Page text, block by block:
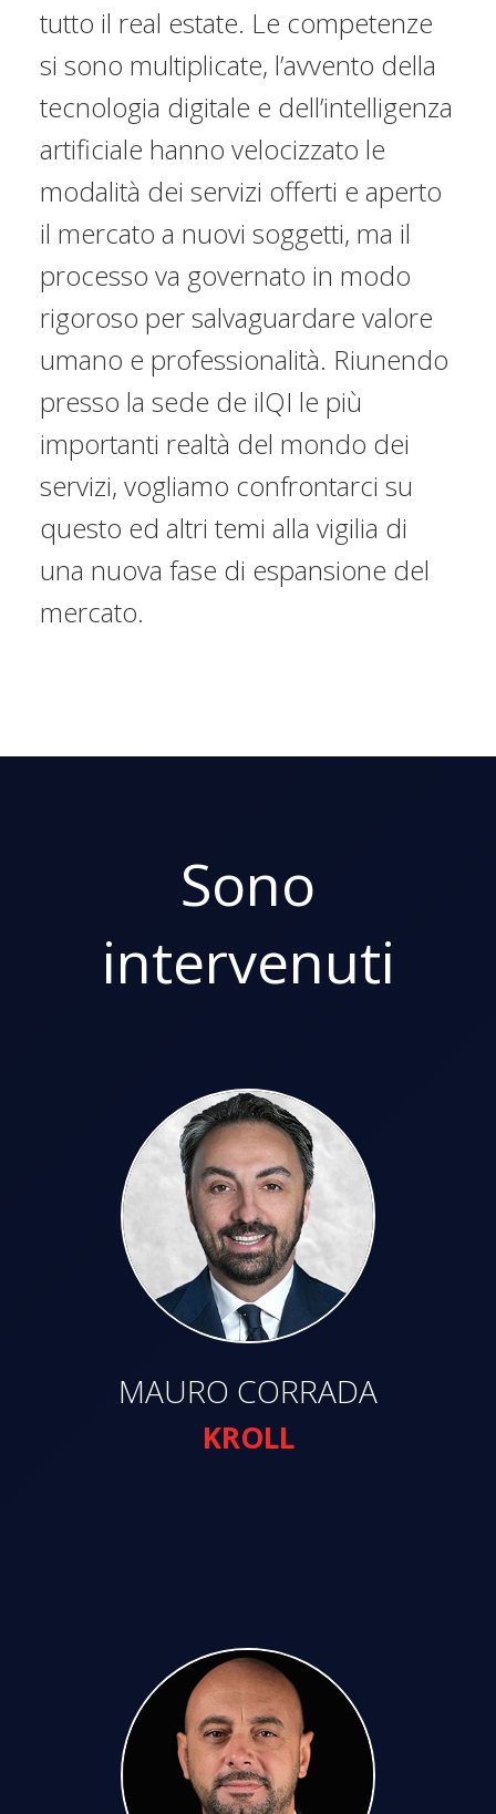
tutto il real estate. Le competenze
si sono multiplicate, l’avvento della
tecnologia digitale e dell’intelligenza
artificiale hanno velocizzato le
modalità dei servizi offerti e aperto
il mercato a nuovi soggetti, ma il
processo va governato in modo
rigoroso per salvaguardare valore
umano e professionalità. Riunendo
presso la sede de ilQI le più
importanti realtà del mondo dei
servizi, vogliamo confrontarci su
questo ed altri temi alla vigilia di
una nuova fase di espansione del
mercato.
Sono
intervenuti
MAURO CORRADA
KROLL